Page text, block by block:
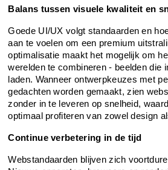
Balans tussen visuele kwaliteit en
Goede UI/UX volgt standaarden en
aan te voelen om een premium
optimalisatie maakt het mogelijk om
werelden te combineren - beelden die
laden. Wanneer ontwerpkeuzes met
gedachten worden gemaakt, zien
zonder in te leveren op snelheid,
optimaal profiteren van zowel design
Continue verbetering in de tijd
Webstandaarden blijven zich